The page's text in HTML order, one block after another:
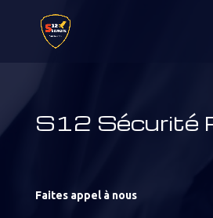
S12 Sécurité
Faites appel à nous